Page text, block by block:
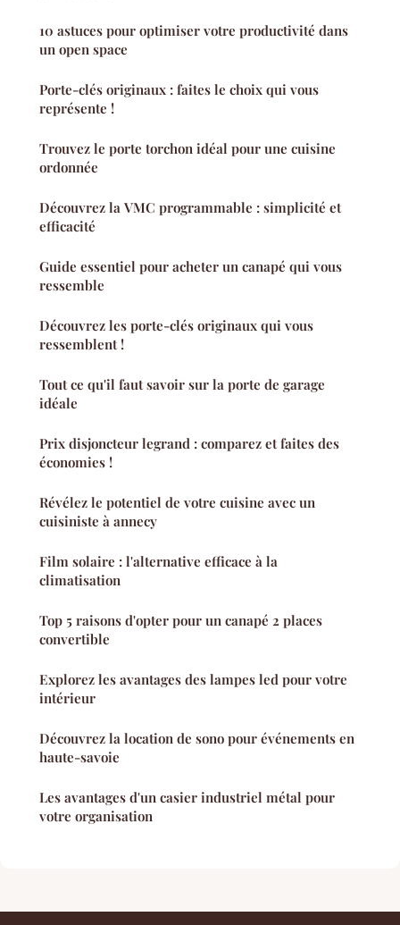
10 astuces pour optimiser votre productivité dans
un open space
Porte-clés originaux : faites le choix qui vous
représente !
Trouvez le porte torchon idéal pour une cuisine
ordonnée
Découvrez la VMC programmable : simplicité et
efficacité
Guide essentiel pour acheter un canapé qui vous
ressemble
Découvrez les porte-clés originaux qui vous
ressemblent !
Tout ce qu'il faut savoir sur la porte de garage
idéale
Prix disjoncteur legrand : comparez et faites des
économies !
Révélez le potentiel de votre cuisine avec un
cuisiniste à annecy
Film solaire : l'alternative efficace à la
climatisation
Top 5 raisons d'opter pour un canapé 2 places
convertible
Explorez les avantages des lampes led pour votre
intérieur
Découvrez la location de sono pour événements en
haute-savoie
Les avantages d'un casier industriel métal pour
votre organisation